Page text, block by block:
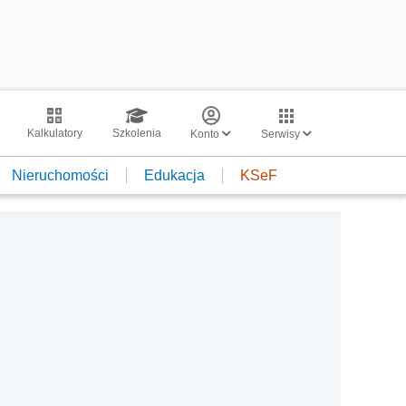
Kalkulatory Szkolenia Konto Serwisy
Nieruchomości Edukacja KSeF